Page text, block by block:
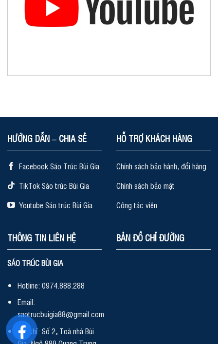
HƯỚNG DẪN – CHIA SẺ
Facebook Sáo Trúc Bùi Gia
TikTok Sáo trúc Bùi Gia
Youtube Sáo trúc Bùi Gia
HỖ TRỢ KHÁCH HÀNG
Chính sách bảo hành, đổi hàng
Chính sách bảo mật
Cộng tác viên
THÔNG TIN LIÊN HỆ
SÁO TRÚC BÙI GIA
Hotline: 0974.888.288
Email:
saotrucbuigia88@gmail.com
Địa chỉ: Số 2, Toà nhà Bùi
BẢN ĐỒ CHỈ ĐƯỜNG